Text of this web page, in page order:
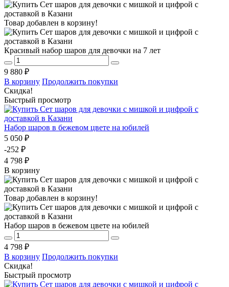
Товар добавлен в корзину!
Красивый набор шаров для девочки на 7 лет
9 880 ₽
В корзину Продолжить покупки
Скидка!
Быстрый просмотр
Набор шаров в бежевом цвете на юбилей
5 050 ₽
-252 ₽
4 798 ₽
В корзину
Товар добавлен в корзину!
Набор шаров в бежевом цвете на юбилей
4 798 ₽
В корзину Продолжить покупки
Скидка!
Быстрый просмотр